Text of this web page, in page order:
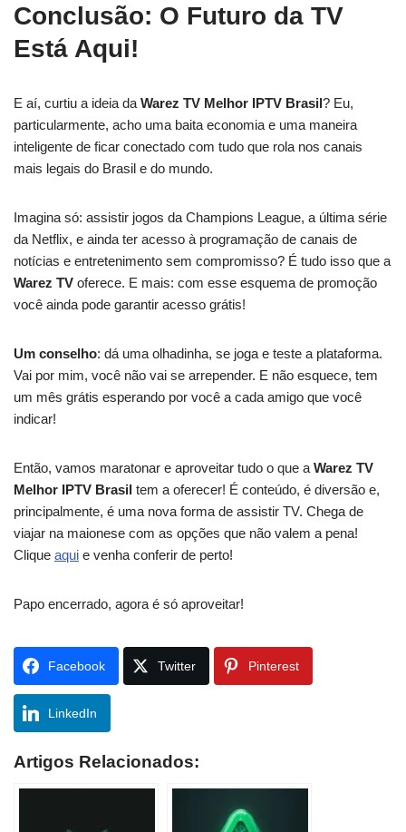
Conclusão: O Futuro da TV
Está Aqui!
E aí, curtiu a ideia da Warez TV Melhor IPTV Brasil? Eu,
particularmente, acho uma baita economia e uma maneira
inteligente de ficar conectado com tudo que rola nos canais
mais legais do Brasil e do mundo.
Imagina só: assistir jogos da Champions League, a última série
da Netflix, e ainda ter acesso à programação de canais de
notícias e entretenimento sem compromisso? É tudo isso que a
Warez TV oferece. E mais: com esse esquema de promoção
você ainda pode garantir acesso grátis!
Um conselho: dá uma olhadinha, se joga e teste a plataforma.
Vai por mim, você não vai se arrepender. E não esquece, tem
um mês grátis esperando por você a cada amigo que você
indicar!
Então, vamos maratonar e aproveitar tudo o que a Warez TV
Melhor IPTV Brasil tem a oferecer! É conteúdo, é diversão e,
principalmente, é uma nova forma de assistir TV. Chega de
viajar na maionese com as opções que não valem a pena!
Clique aqui e venha conferir de perto!
Papo encerrado, agora é só aproveitar!
Facebook Twitter Pinterest
LinkedIn
Artigos Relacionados: